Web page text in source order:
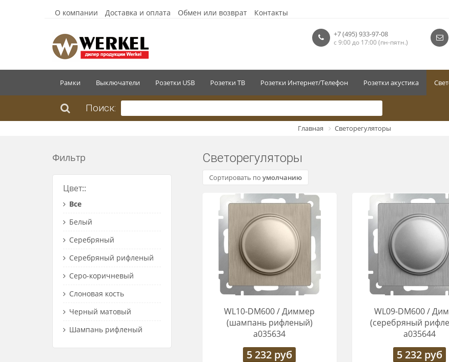
О компании Доставка и оплата Обмен или возврат Контакты
+7 (495) 933-97-08
с 9:00 до 17:00 (пн-пятн.)
Рамки Выключатели Розетки USB Розетки ТВ Розетки Интернет/Телефон Розетки акустика
Поиск:
Главная Светорегуляторы
Фильтр
Цвет::
Все
Белый
Серебряный
Серебряный рифленый
Серо-коричневый
Слоновая кость
Черный матовый
Шампань рифленый
Светорегуляторы
Сортировать по умолчанию
WL10-DM600 / Диммер
(шампань рифленый)
a035634
5 232 руб
WL09-DM600 /
(серебряный
a035644
5 232руб